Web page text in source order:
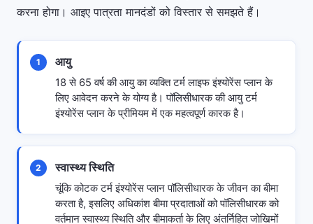
करना होगा। आइए पात्रता मानदंडों को विस्तार से समझते हैं।
1 आयु
18 से 65 वर्ष की आयु का व्यक्ति टर्म लाइफ इंश्योरेंस प्लान के
लिए आवेदन करने के योग्य है। पॉलिसीधारक की आयु टर्म
इंश्योरेंस प्लान के प्रीमियम में एक महत्वपूर्ण कारक है।
2 स्वास्थ्य स्थिति
चूंकि कोटक टर्म इंश्योरेंस प्लान पॉलिसीधारक के जीवन का बीमा
करता है, इसलिए अधिकांश बीमा प्रदाताओं को पॉलिसीधारक को
वर्तमान स्वास्थ्य स्थिति और बीमाकर्ता के लिए अंतर्निहित जोखिमों